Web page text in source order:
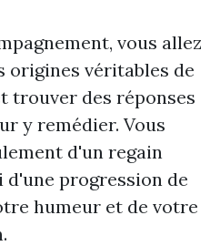
vous allez
véritables de
trouver des réponses
y remédier. Vous
d'un regain
d'une progression de
humeur et de votre